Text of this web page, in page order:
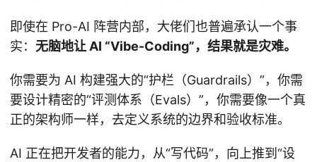
即使在 Pro-AI 阵营内部，大佬们也普遍承认一个事
实： 无脑地让 AI “Vibe-Coding”，结果就是灾难。
你需要为 AI 构建强大的“护栏（Guardrails）”，你需
要设计精密的“评测体系（Evals）”，你需要像一个真
正的架构师一样，去定义系统的边界和验收标准。
AI 正在把开发者的能力，从“写代码”，向上推到“设